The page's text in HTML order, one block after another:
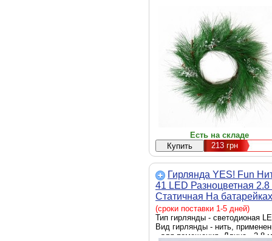
Есть на складе
213грн
Гирлянда YES! Fun
41 LED Разноцветная
Статичная На батарейках
(975053)
(сроки поставки 1-5 дней)
Тип гирлянды - светодионая
Вид гирлянды - нить,
- для помещения, Длина - 2.8 м